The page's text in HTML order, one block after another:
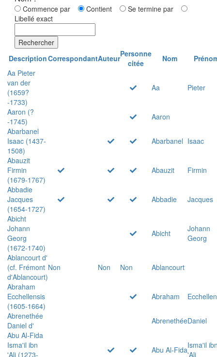
Commence par Contient
Se termine par
Libellé exact
Rechercher
DescriptionCorrespondantAuteurPersonne
citée
Nom
Aa Pieter
van der
(1659?
-1733)
Aa Pieter
Aaron (?
-1745)
Aaron
Abarbanel
Isaac (1437-
1508)
Abarbanel Isaac
Abauzit
Firmin
(1679-1767)
Abauzit
Firmin
Abbadie
Jacques
(1654-1727)
Abbadie
Jacques
Abicht
Johann
Georg
(1672-1740)
Abicht
Johann
Georg
Ablancourt d'
(cf. Frémont
d'Ablancourt)
Non Non Non
Ablancourt
Abraham
Ecchellensis
(1605-1664)
Abraham
Abrenethée
Daniel d'
AbrenethéeDaniel
Abu Al-Fida
Isma'il ibn
'Ali (1273-
Abu Al-FidaIsma'il
'Ali